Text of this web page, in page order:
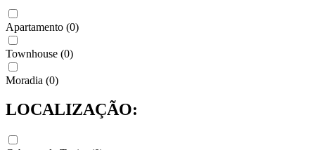
Apartamento (0)
Townhouse (0)
Moradia (0)
LOCALIZAÇÃO: